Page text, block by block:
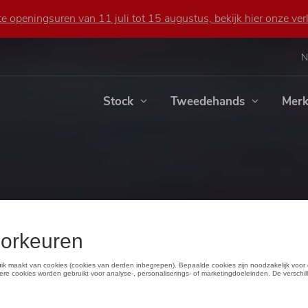
openingsuren van 11 juli tot 15 augustus, bekijk hier onze
Stock Tweedehands